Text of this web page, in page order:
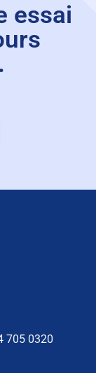
essai
705 0320